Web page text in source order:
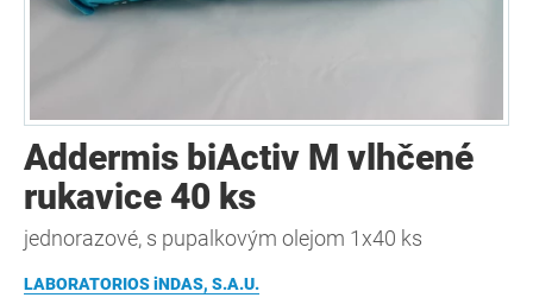
Addermis biActiv M vlhčené
rukavice 40 ks
jednorazové, s pupalkovým olejom 1x40 ks
LABORATORIOS iNDAS, S.A.U.